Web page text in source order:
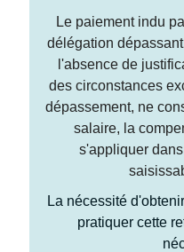
Le paiement indu
délégation
l'absence de
des circonstances
dépassement, ne
salaire, la
s'appliquer
La nécessité
pratiquer cette